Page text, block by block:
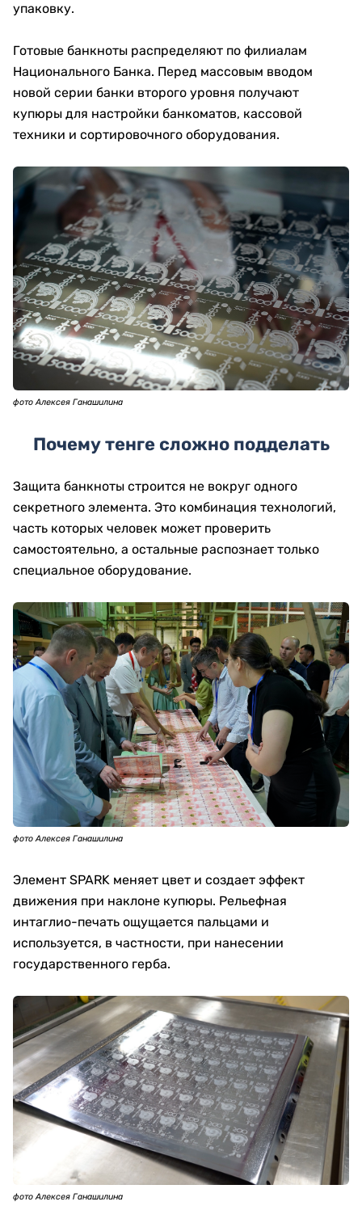
упаковку.
Готовые банкноты распределяют по филиалам
Национального Банка. Перед массовым вводом
новой серии банки второго уровня получают
купюры для настройки банкоматов, кассовой
техники и сортировочного оборудования.
фото Алексея Ганашилина
Почему тенге сложно подделать
Защита банкноты строится не вокруг одного
секретного элемента. Это комбинация технологий,
часть которых человек может проверить
самостоятельно, а остальные распознает только
специальное оборудование.
фото Алексея Ганашилина
Элемент SPARK меняет цвет и создает эффект
движения при наклоне купюры. Рельефная
интаглио-печать ощущается пальцами и
используется, в частности, при нанесении
государственного герба.
фото Алексея Ганашилина